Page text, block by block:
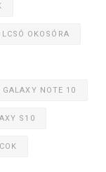
OKOSÓRA
GALAXY NOTE 10
S10